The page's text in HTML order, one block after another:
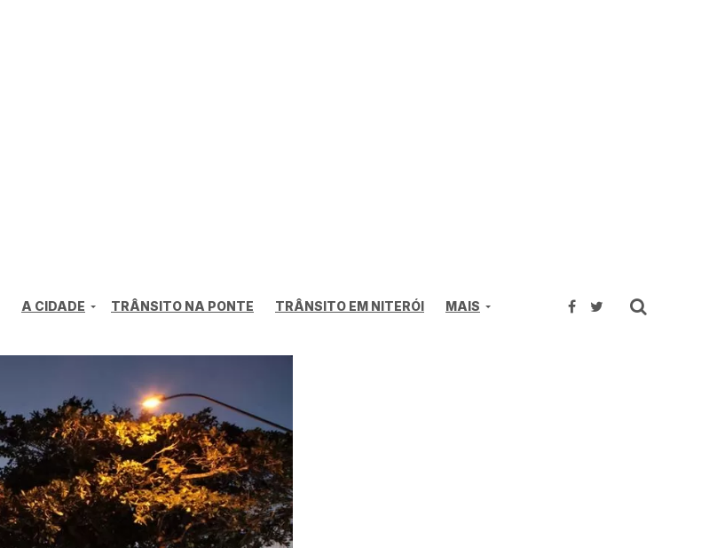
A CIDADE TRÂNSITO NA PONTE TRÂNSITO EM NITERÓI MAIS